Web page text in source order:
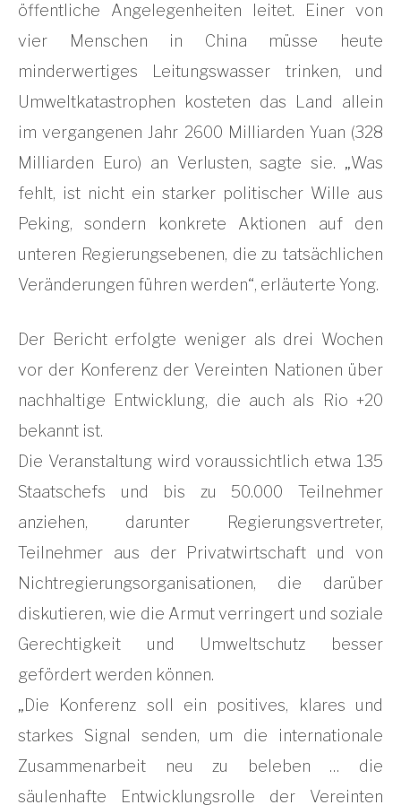
öffentliche Angelegenheiten leitet. Einer von
vier Menschen in China müsse heute
minderwertiges Leitungswasser trinken, und
Umweltkatastrophen kosteten das Land allein
im vergangenen Jahr 2600 Milliarden Yuan (328
Milliarden Euro) an Verlusten, sagte sie. „Was
fehlt, ist nicht ein starker politischer Wille aus
Peking, sondern konkrete Aktionen auf den
unteren Regierungsebenen, die zu tatsächlichen
Veränderungen führen werden“, erläuterte Yong.
Der Bericht erfolgte weniger als drei Wochen
vor der Konferenz der Vereinten Nationen über
nachhaltige Entwicklung, die auch als Rio +20
bekannt ist.
Die Veranstaltung wird voraussichtlich etwa 135
Staatschefs und bis zu 50.000 Teilnehmer
anziehen, darunter Regierungsvertreter,
Teilnehmer aus der Privatwirtschaft und von
Nichtregierungsorganisationen, die darüber
diskutieren, wie die Armut verringert und soziale
Gerechtigkeit und Umweltschutz besser
gefördert werden können.
„Die Konferenz soll ein positives, klares und
starkes Signal senden, um die internationale
Zusammenarbeit neu zu beleben … die
säulenhafte Entwicklungsrolle der Vereinten